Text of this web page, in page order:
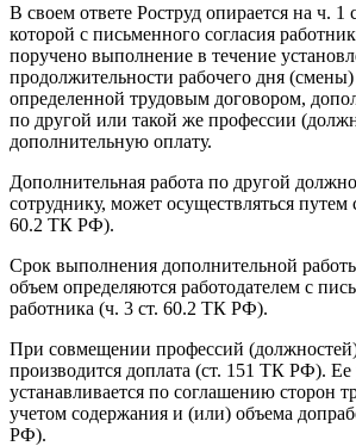
В своем ответе Роструд опирается на ч.
которой с письменного согласия
поручено выполнение в течение
продолжительности рабочего дня (смены)
определенной трудовым договором,
по другой или такой же профессии
дополнительную оплату.
Дополнительная работа по другой
сотруднику, может осуществляться
60.2 ТК РФ).
Срок выполнения дополнительной
объем определяются работодателем с
работника (ч. 3 ст. 60.2 ТК РФ).
При совмещении профессий
производится доплата (ст. 151 ТК РФ). Ее
устанавливается по соглашению сторон
учетом содержания и (или) объема
РФ).